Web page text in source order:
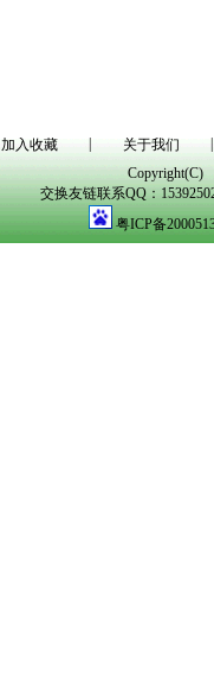
加入收藏 关于我们
Copyright(C)
交换友链联系QQ：
粤ICP备